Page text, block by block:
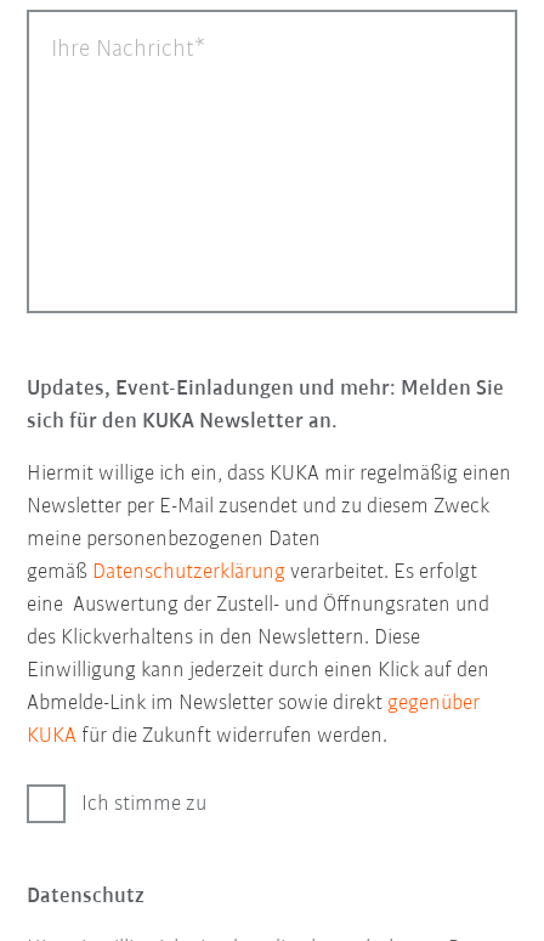
Ihre Nachricht
Updates, Event-Einladungen und mehr: Melden Sie
sich für den KUKA Newsletter an.
Hiermit willige ich ein, dass KUKA mir regelmäßig einen
Newsletter per E-Mail zusendet und zu diesem Zweck
meine personenbezogenen Daten
gemäß Datenschutzerklärung verarbeitet. Es erfolgt
eine Auswertung der Zustell- und Öffnungsraten und
des Klickverhaltens in den Newslettern. Diese
Einwilligung kann jederzeit durch einen Klick auf den
Abmelde-Link im Newsletter sowie direktgegenüber
KUKA für die Zukunft widerrufen werden.
Ich stimme zu
Datenschutz